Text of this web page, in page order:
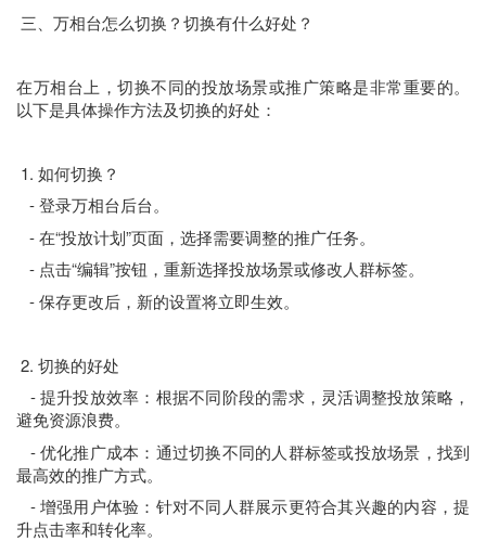
三、万相台怎么切换？切换有什么好处？
在万相台上，切换不同的投放场景或推广策略是非常重要的。
以下是具体操作方法及切换的好处：
1. 如何切换？
- 登录万相台后台。
- 在“投放计划”页面，选择需要调整的推广任务。
- 点击“编辑”按钮，重新选择投放场景或修改人群标签。
- 保存更改后，新的设置将立即生效。
2. 切换的好处
- 提升投放效率：根据不同阶段的需求，灵活调整投放策略，
避免资源浪费。
- 优化推广成本：通过切换不同的人群标签或投放场景，找到
最高效的推广方式。
- 增强用户体验：针对不同人群展示更符合其兴趣的内容，提
升点击率和转化率。